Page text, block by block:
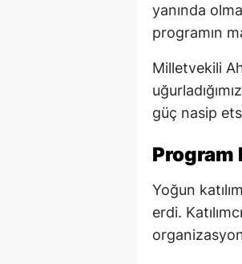
yanında
programın
Milletvekili
güç nasip
Program
Yoğun
erdi.